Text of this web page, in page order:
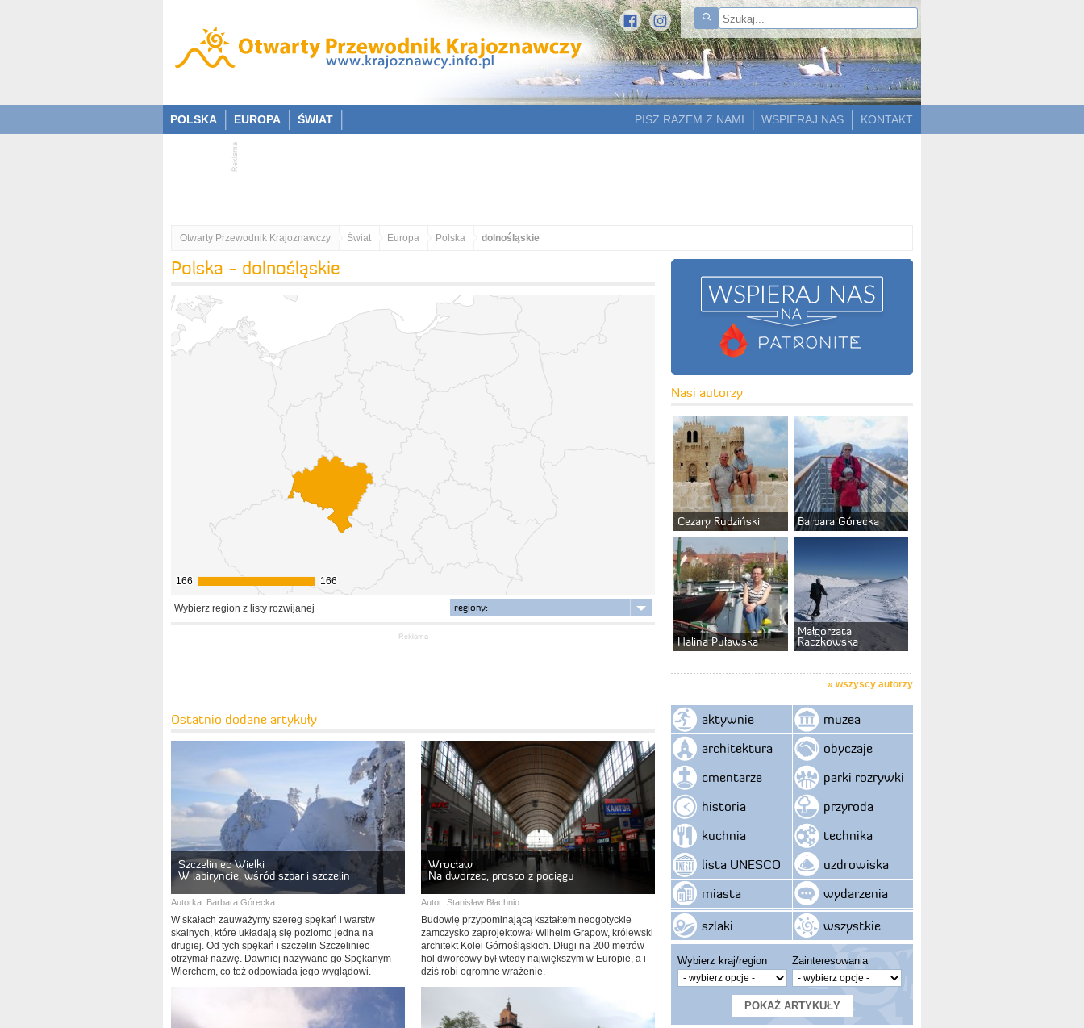
POLSKA EUROPA ŚWIAT KONTAKT
WSPIERAJ NAS
PISZ RAZEM Z NAMI
Otwarty Przewodnik Krajoznawczy Świat Europa Polska dolnośląskie
Polska - dolnośląskie
166
166 166
166
Wybierz region z listy rozwijanej regiony:
Ostatnio dodane artykuły
Szczeliniec Wielki
W labiryncie, wśród szpar i szczelin
Autorka: Barbara Górecka
W skałach zauważymy szereg spękań i warstw
skalnych, które układają się poziomo jedna na
drugiej. Od tych spękań i szczelin Szczeliniec
otrzymał nazwę. Dawniej nazywano go Spękanym
Wierchem, co też odpowiada jego wyglądowi.
Wrocław
Na dworzec, prosto z pociągu
Autor: Stanisław Błachnio
Budowlę przypominającą kształtem neogotyckie
zamczysko zaprojektował Wilhelm Grapow, królewski
architekt Kolei Górnośląskich. Długi na 200 metrów
hol dworcowy był wtedy największym w Europie, a i
dziś robi ogromne wrażenie.
Nasi autorzy
Cezary Rudziński Barbara Górecka
Halina Puławska
Małgorzata
Raczkowska
» wszyscy autorzy
aktywnie
architektura
cmentarze
historia
kuchnia
lista UNESCO
miasta
szlaki
muzea
obyczaje
parki rozrywki
przyroda
technika
uzdrowiska
wydarzenia
wszystkie
Wybierz kraj/region Zainteresowania